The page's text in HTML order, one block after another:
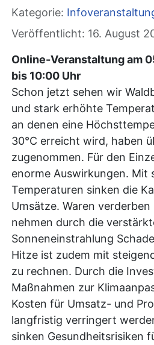
Kategorie:
Veröffentlicht: 16. August
Online-Veranstaltung am
bis 10:00 Uhr
Schon jetzt sehen wir
und stark erhöhte
an denen eine
30°C erreicht wird, haben
zugenommen. Für den
enorme Auswirkungen. Mit
Temperaturen sinken die
Umsätze. Waren
nehmen durch die
Sonneneinstrahlung
Hitze ist zudem mit
zu rechnen. Durch die
Maßnahmen zur
Kosten für Umsatz- und
langfristig verringert
sinken Gesundheitsrisiken